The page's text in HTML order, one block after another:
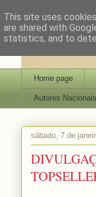
Home page
Autores Nacionais
sábado, 7 de
This site uses
are shared with
statistics, and to